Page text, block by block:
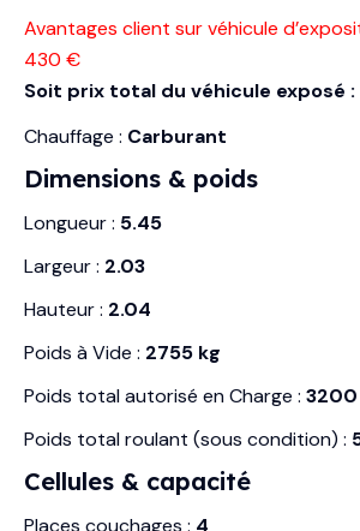
Avantages client sur véhicule
430 €
Soit prix total du véhicule exposé
Chauffage : Carburant
Dimensions & poids
Longueur : 5.45
Largeur : 2.03
Hauteur : 2.04
Poids à Vide : 2755 kg
Poids total autorisé en Charge : 3200
Poids total roulant (sous condition) :
Cellules & capacité
Places couchages : 4